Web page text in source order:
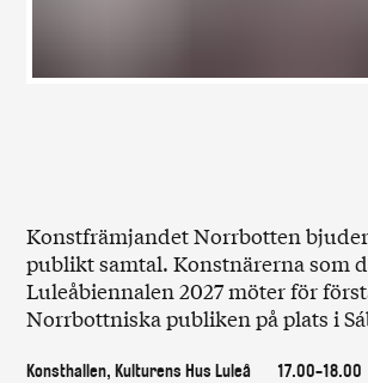
Konstfrämjandet Norrbotten
publikt samtal. Konstnärerna som
Luleåbiennalen 2027 möter för
Norrbottniska publiken på plats i
Konsthallen, Kulturens Hus Luleå
17.00-18.00